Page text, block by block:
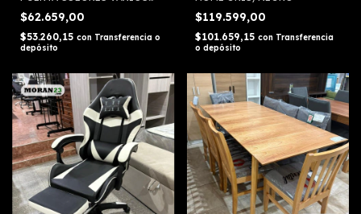
$62.659,00
$53.260,15 con Transferencia o
depósito
$119.599,00
$101.659,15 con Transferencia
o depósito